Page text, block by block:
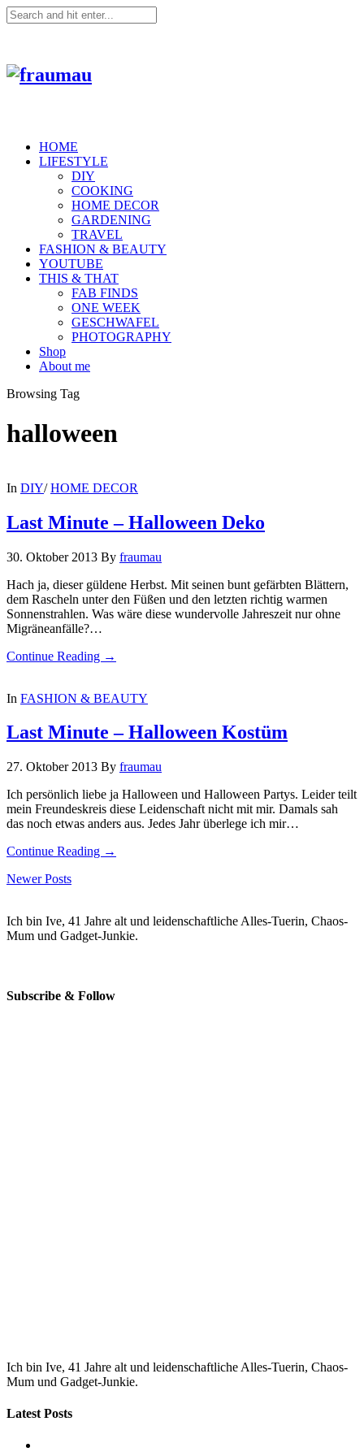
HOME
LIFESTYLE
DIY
COOKING
HOME DECOR
GARDENING
TRAVEL
FASHION & BEAUTY
YOUTUBE
THIS & THAT
FAB FINDS
ONE WEEK
GESCHWAFEL
PHOTOGRAPHY
Shop
About me
Browsing Tag
halloween
In DIY/ HOME DECOR
Last Minute – Halloween Deko
30. Oktober 2013 By fraumau
Hach ja, dieser güldene Herbst. Mit seinen bunt gefärbten Blättern,
dem Rascheln unter den Füßen und den letzten richtig warmen
Sonnenstrahlen. Was wäre diese wundervolle Jahreszeit nur ohne
Migräneanfälle?…
Continue Reading →
In FASHION & BEAUTY
Last Minute – Halloween Kostüm
27. Oktober 2013 By fraumau
Ich persönlich liebe ja Halloween und Halloween Partys. Leider teilt
mein Freundeskreis diese Leidenschaft nicht mit mir. Damals sah
das noch etwas anders aus. Jedes Jahr überlege ich mir…
Continue Reading →
Newer Posts
Ich bin Ive, 41 Jahre alt und leidenschaftliche Alles-Tuerin, Chaos-
Mum und Gadget-Junkie.
Subscribe & Follow
Ich bin Ive, 41 Jahre alt und leidenschaftliche Alles-Tuerin, Chaos-
Mum und Gadget-Junkie.
Latest Posts